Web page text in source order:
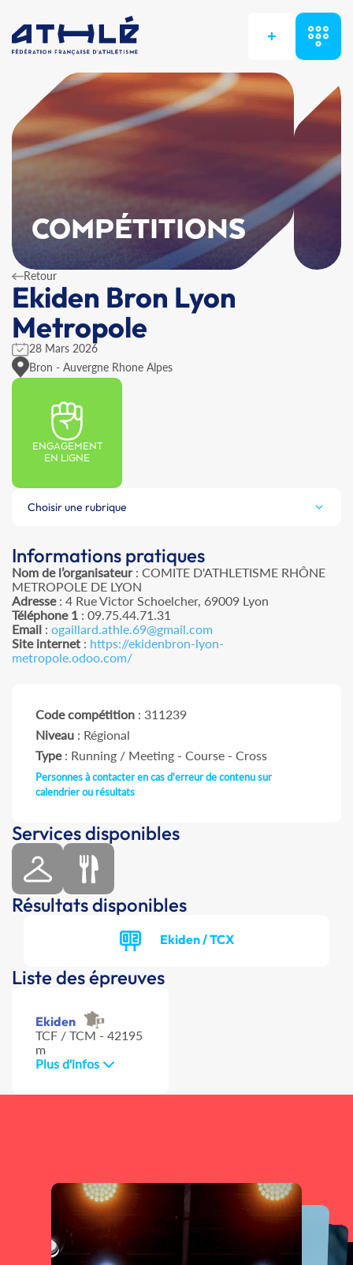
+
COMPÉTITIONS
Retour
Ekiden Bron Lyon
Metropole
28 Mars 2026
Bron - Auvergne Rhone Alpes
ENGAGEMENT
EN LIGNE
Choisir une rubrique
Informations pratiques
Nom de l’organisateur: COMITE D'ATHLETISME RHÔNE
METROPOLE DE LYON
Adresse: 4 Rue Victor Schoelcher, 69009 Lyon
Téléphone 1 : 09.75.44.71.31
Email : ogaillard.athle.69@gmail.com
Site internet : https://ekidenbron-lyon-
metropole.odoo.com/
Code compétition : 311239
Niveau : Régional
Type: Running / Meeting - Course - Cross
Personnes à contacter en cas d'erreur de contenu sur
calendrier ou résultats
Services disponibles
Résultats disponibles
Ekiden / TCX
Liste des épreuves
Ekiden
TCF / TCM - 42195
m
Plus d'infos